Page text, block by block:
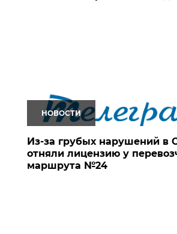
НОВОСТИ
Из-за грубых нарушений в
отняли лицензию у
маршрута №24